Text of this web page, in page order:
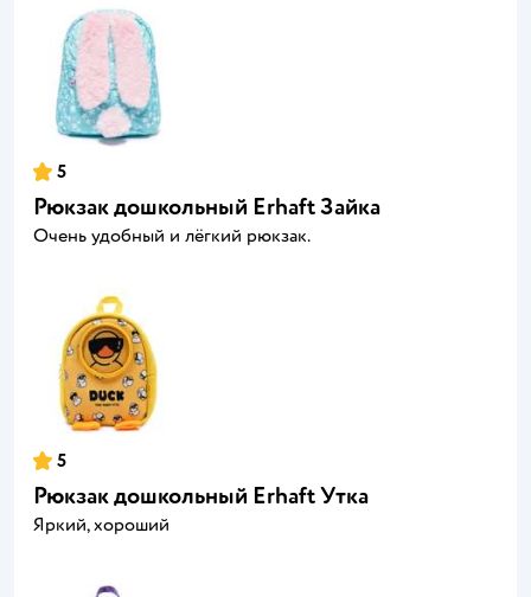
5
Рюкзак дошкольный Erhaft Зайка
Очень удобный и лёгкий рюкзак.
5
Рюкзак дошкольный Erhaft Утка
Яркий, хороший